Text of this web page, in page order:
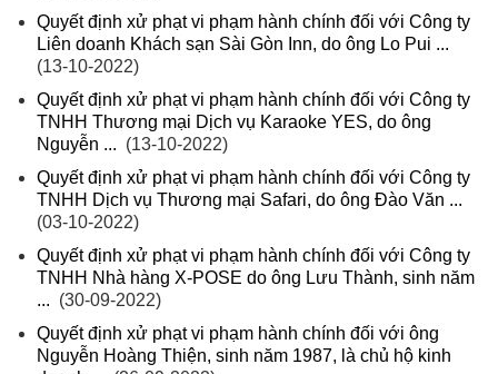
Quyết định xử phạt vi phạm hành chính đối với Công ty
Liên doanh Khách sạn Sài Gòn Inn, do ông Lo Pui ...
(13-10-2022)
Quyết định xử phạt vi phạm hành chính đối với Công ty
TNHH Thương mại Dịch vụ Karaoke YES, do ông
Nguyễn ... (13-10-2022)
Quyết định xử phạt vi phạm hành chính đối với Công ty
TNHH Dịch vụ Thương mại Safari, do ông Đào Văn ...
(03-10-2022)
Quyết định xử phạt vi phạm hành chính đối với Công ty
TNHH Nhà hàng X-POSE do ông Lưu Thành, sinh năm
... (30-09-2022)
Quyết định xử phạt vi phạm hành chính đối với ông
Nguyễn Hoàng Thiện, sinh năm 1987, là chủ hộ kinh